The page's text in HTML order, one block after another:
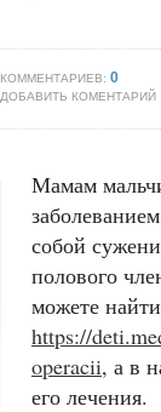
КОММЕНТАРИЕВ: 0
ДОБАВИТЬ КОМЕНТАРИЙ
Мамам
собой
полового
можете
https://
operacii, а в
его лечения.